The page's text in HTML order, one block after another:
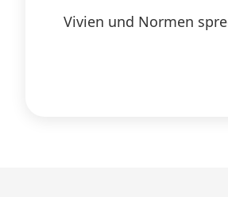
Vivien und Normen